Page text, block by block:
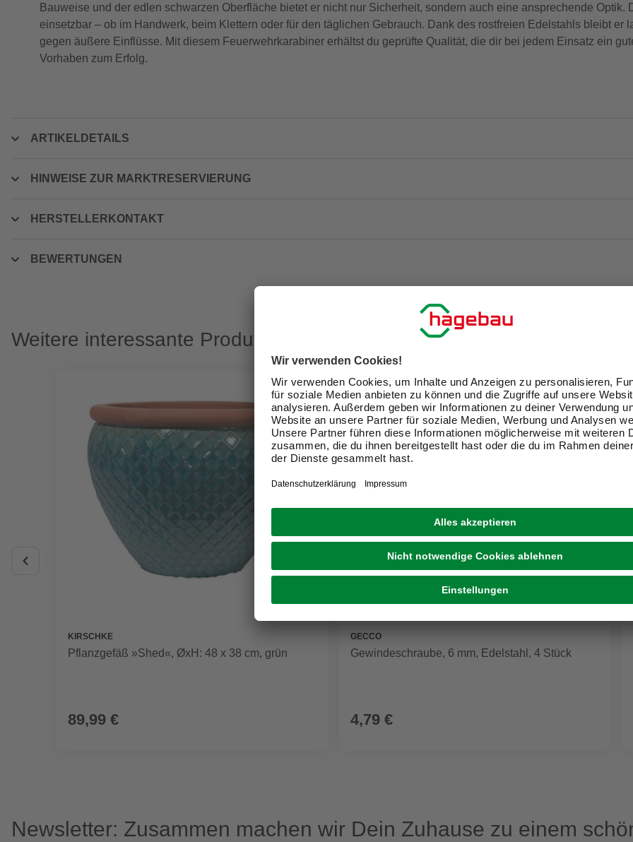
Bauweise und der edlen schwarzen Oberfläche bietet er nicht nur Sicherheit, sondern auch eine ansprechende Optik.
einsetzbar – ob im Handwerk, beim Klettern oder für den täglichen Gebrauch. Dank des rostfreien Edelstahls bleibt er
gegen äußere Einflüsse. Mit diesem Feuerwehrkarabiner erhältst du geprüfte Qualität, die dir bei jedem Einsatz ein
Vorhaben zum Erfolg.
ARTIKELDETAILS
HINWEISE ZUR MARKTRESERVIERUNG
HERSTELLERKONTAKT
BEWERTUNGEN
Weitere interessante Produkte
KIRSCHKE
Pflanzgefäß »Shed«, ØxH: 48 x 38 cm, grün
89,99 €
GECCO
Gewindeschraube, 6 mm, Edelstahl, 4 Stück
4,79 €
Newsletter: Zusammen machen wir Dein Zuhause zu einem